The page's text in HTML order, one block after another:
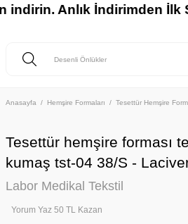
Anasayfa Hemşire Formaları Tesettür Hemşire
Tesettür hemşire forması
kumaş tst-04 38/S -
Labor Medikal Tekstil
Yorum Yaz 50 TL Kazan
Anlık İndirimden İlk